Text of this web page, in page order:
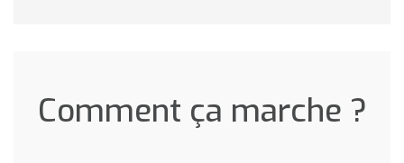
Comment ça marche ?